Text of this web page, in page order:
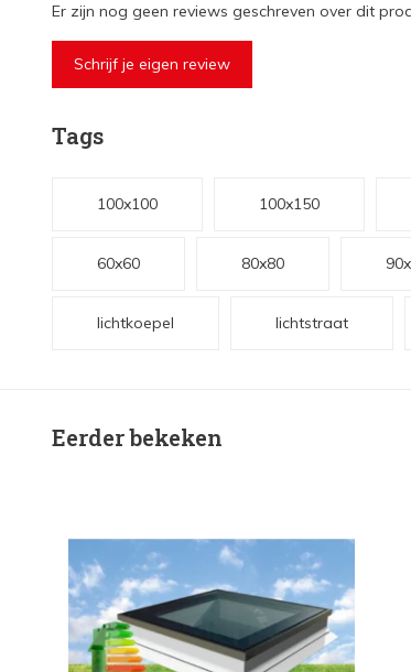
Er zijn nog geen reviews geschreven over dit
Schrijf je eigen review
Tags
100x100 100x150
60x60 80x80
lichtkoepel lichtstraat
Eerder bekeken